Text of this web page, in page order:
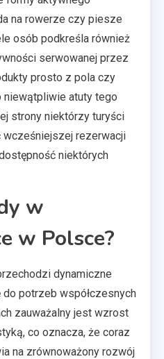
na rowerze czy piesze
osób podkreśla również
serwowanej przez
prosto z pola czy
atuty tego
strony niektórzy turyści
wcześniejszej rezerwacji
niektórych
w
w Polsce?
dynamiczne
potrzeb współczesnych
zauważalny jest wzrost
co oznacza, że coraz
na zrównoważony rozwój